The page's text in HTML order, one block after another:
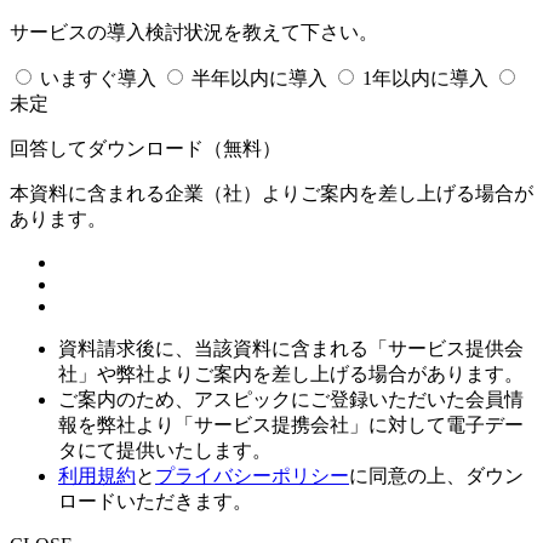
サービスの導入検討状況を教えて下さい。
いますぐ導入 半年以内に導入
1年以内に導入
未定
回答してダウンロード （無料）
本資料に含まれる企業（社）よりご案内を差し上げる場合が
あります。
資料請求後に、当該資料に含まれる「サービス提供会
社」や弊社よりご案内を差し上げる場合があります。
ご案内のため、アスピックにご登録いただいた会員情
報を弊社より「サービス提携会社」に対して電子デー
タにて提供いたします。
利用規約と プライバシーポリシーに同意の上、ダウン
ロードいただきます。